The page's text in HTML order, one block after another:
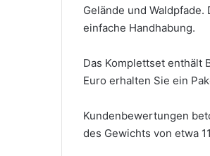
Gelände und
einfache Handhabung.
Das Komplettset enthält
Euro erhalten Sie ein
Kundenbewertungen
des Gewichts von etwa